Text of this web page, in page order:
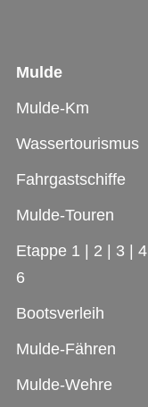
Mulde
Mulde-Km
Wassertourismus
Fahrgastschiffe
Mulde-Touren
Etappe 1
2 3 4
6
Bootsverleih
Mulde-Fähren
Mulde-Wehre